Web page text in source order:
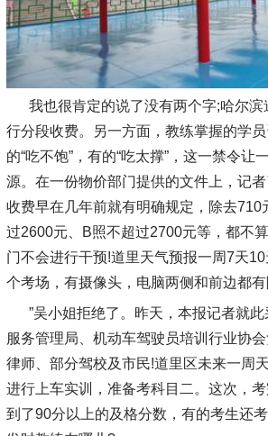
我也很肯定的说了没有两个字;哈尔
行分段收费。另一方面，教练掌握的学
的“吃不饱”，有的“吃太撑”，这一禁令让
源。在一份物价部门提供的文件上，记
收费早在几年前就有明确规定，除去710
过2600元、B照不超过2700元等，都不
门不会进行干预!道里天气预报一周7天
个考场，有摄像头，电脑两侧和前边都有
”吴小姐拒绝了。昨天，本报记者就
服务管理局、机动车驾驶员培训行业协会
律师、部分驾校及市民!道里区未来一周
进行上车实训，准备考科目二。这次，
到了90分以上的及格分数，有的考生还